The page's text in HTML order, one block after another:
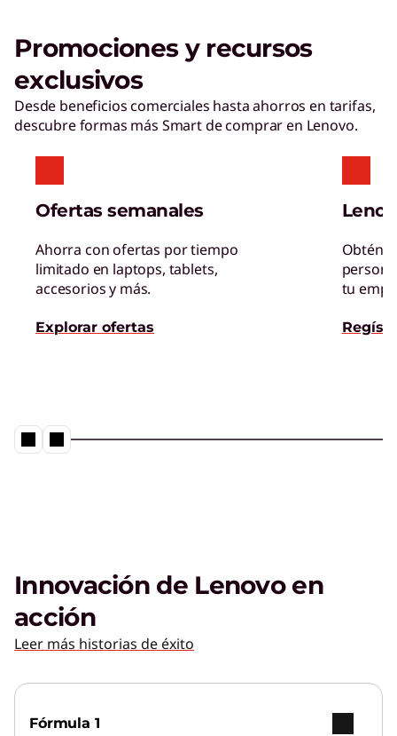
Promociones y recursos
exclusivos
Desde beneficios comerciales hasta ahorros en tarifas,
descubre formas más Smart de comprar en Lenovo.
Ofertas semanales
Ahorra con ofertas por tiempo
limitado en laptops, tablets,
accesorios y más.
Explorar ofertas
Obtén
tu
Innovación de Lenovo en
acción
Leer más historias de éxito
Fórmula 1